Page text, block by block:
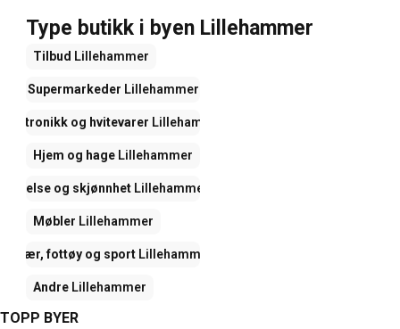
Type butikk i byen Lillehammer
Tilbud Lillehammer
Supermarkeder Lillehammer
Elektronikk og hvitevarer Lillehammer
Hjem og hage Lillehammer
Helse og skjønnhet Lillehammer
Møbler Lillehammer
Klær, fottøy og sport Lillehammer
Andre Lillehammer
TOPP BYER